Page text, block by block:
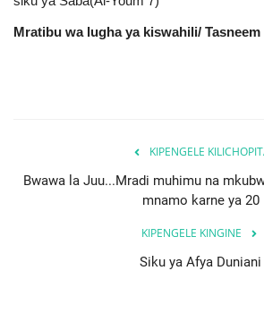
Mratibu wa lugha ya kiswahili/ Tasneem
KIPENGELE
Bwawa la Juu...Mradi muhimu na
mnamo karne ya 20
KIPENGELE KINGINE
Siku ya Afya Duniani